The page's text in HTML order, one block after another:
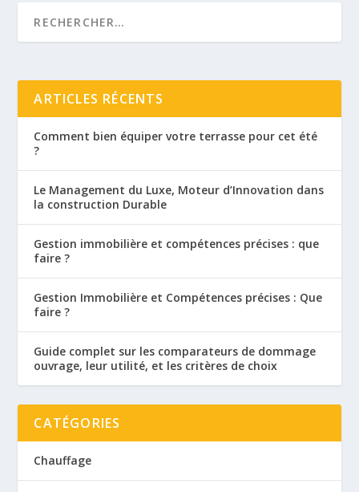
ARTICLES RÉCENTS
Comment bien équiper votre terrasse pour cet été
?
Le Management du Luxe, Moteur d’Innovation dans
la construction Durable
Gestion immobilière et compétences précises : que
faire ?
Gestion Immobilière et Compétences précises : Que
faire ?
Guide complet sur les comparateurs de dommage
ouvrage, leur utilité, et les critères de choix
CATÉGORIES
Chauffage